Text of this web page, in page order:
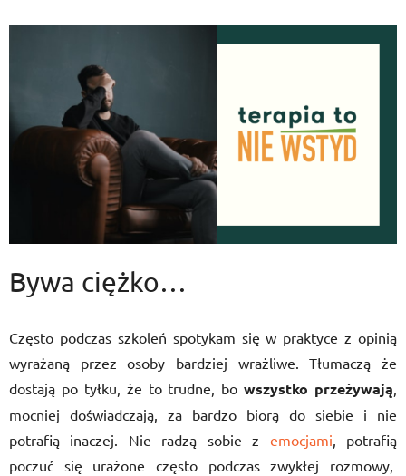
Bywa ciężko…
Często podczas szkoleń spotykam się w praktyce z opinią
wyrażaną przez osoby bardziej wrażliwe. Tłumaczą że
dostają po tyłku, że to trudne, bowszystko przeżywają,
mocniej doświadczają, za bardzo biorą do siebie i nie
potrafią inaczej. Nie radzą sobie z emocjami, potrafią
poczuć się urażone często podczas zwykłej rozmowy,